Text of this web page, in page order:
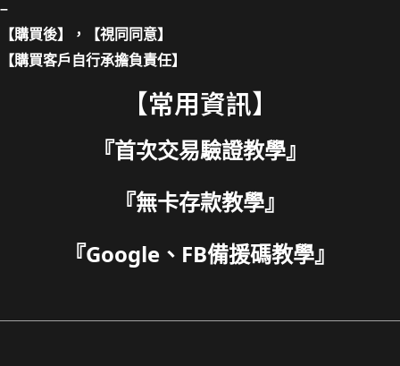
–
【購買後】，【視同同意】
【購買客戶自行承擔負責任】
【常用資訊】
『首次交易驗證教學』
『無卡存款教學』
『Google、FB備援碼教學』